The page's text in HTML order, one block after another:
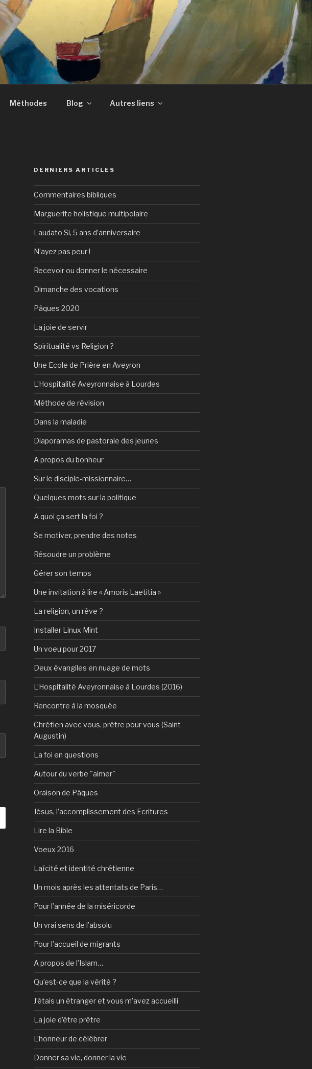
Méthodes Blog Autres liens
DERNIERS ARTICLES
Commentaires bibliques
Marguerite holistique multipolaire
Laudato Si, 5 ans d’anniversaire
N’ayez pas peur !
Recevoir ou donner le nécessaire
Dimanche des vocations
Pâques 2020
La joie de servir
Spiritualité vs Religion ?
Une Ecole de Prière en Aveyron
L’Hospitalité Aveyronnaise à Lourdes
Méthode de révision
Dans la maladie
Diaporamas de pastorale des jeunes
A propos du bonheur
Sur le disciple-missionnaire…
Quelques mots sur la politique
A quoi ça sert la foi ?
Se motiver, prendre des notes
Résoudre un problème
Gérer son temps
Une invitation à lire « Amoris Laetitia »
La religion, un rêve ?
Installer Linux Mint
Un voeu pour 2017
Deux évangiles en nuage de mots
L’Hospitalité Aveyronnaise à Lourdes (2016)
Rencontre à la mosquée
Chrétien avec vous, prêtre pour vous (Saint
Augustin)
La foi en questions
Autour du verbe "aimer"
Oraison de Pâques
Jésus, l’accomplissement des Ecritures
Lire la Bible
Voeux 2016
Laïcité et identité chrétienne
Un mois après les attentats de Paris…
Pour l’année de la miséricorde
Un vrai sens de l’absolu
Pour l’accueil de migrants
A propos de l’Islam…
Qu’est-ce que la vérité ?
J’étais un étranger et vous m’avez accueilli
La joie d’être prêtre
L’honneur de célébrer
Donner sa vie, donner la vie